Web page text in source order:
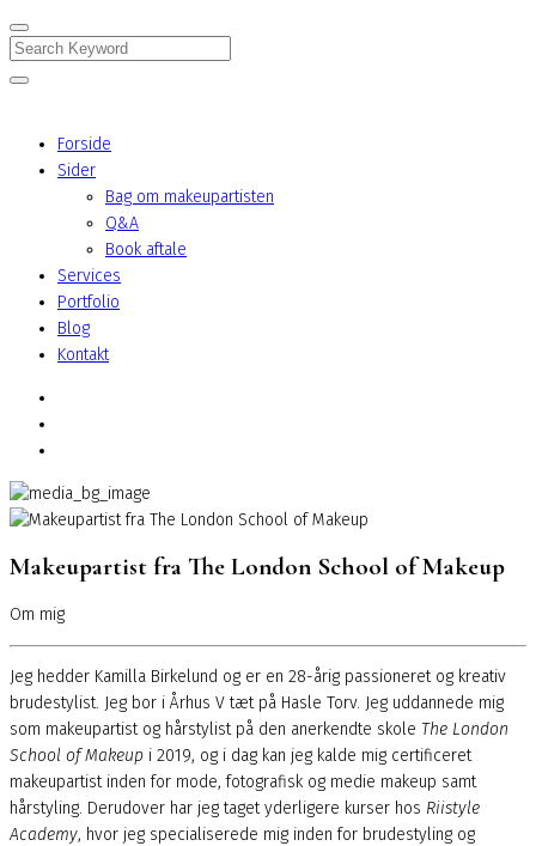
Search
Forside
Sider
Bag om makeupartisten
Q&A
Book aftale
Services
Portfolio
Blog
Kontakt
Makeupartist fra The London School of Makeup
Om mig
Jeg hedder Kamilla Birkelund og er en 28-årig passioneret og kreativ
brudestylist. Jeg bor i Århus V tæt på Hasle Torv. Jeg uddannede mig
som makeupartist og hårstylist på den anerkendte skole The London
School of Makeup i 2019, og i dag kan jeg kalde mig certificeret
makeupartist inden for mode, fotografisk og medie makeup samt
hårstyling. Derudover har jeg taget yderligere kurser hos Riistyle
Academy, hvor jeg specialiserede mig inden for brudestyling og